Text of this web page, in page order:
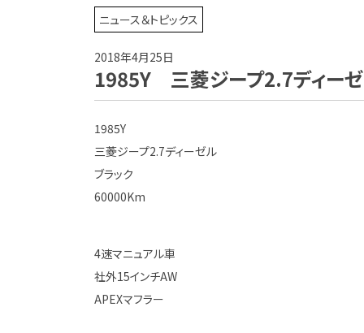
ニュース＆トピックス
2018年4月25日
1985Y 三菱ジープ2.7ディ
1985Y
三菱ジープ2.7ディーゼル
ブラック
60000Km
4速マニュアル車
社外15インチAW
APEXマフラー